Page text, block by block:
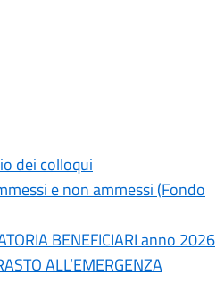
dei colloqui
e non ammessi (Fondo
BENEFICIARI anno 2026
ALL’EMERGENZA